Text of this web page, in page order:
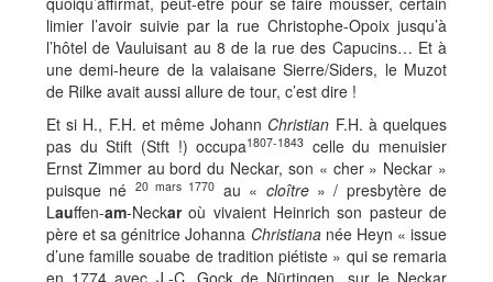
limier l’avoir suivie par la rue Christophe-Opoix jusqu’à
l’hôtel de Vauluisant au 8 de la rue des Capucins… Et à
une demi-heure de la valaisane Sierre/Siders, le Muzot
de Rilke avait aussi allure de tour, c’est dire !
Et si H., F.H. et même Johann Christian F.H. à quelques
pas du Stift (Stft !) occupa1807-1843 celle du menuisier
Ernst Zimmer au bord du Neckar, son « cher » Neckar »
puisque né 20 mars 1770 au « cloître» / presbytère de
Lauffen-am-Neckaroù vivaient Heinrich son pasteur de
père et sa génitrice Johanna Christiananée Heyn « issue
d’une famille souabe de tradition piétiste » qui se remaria